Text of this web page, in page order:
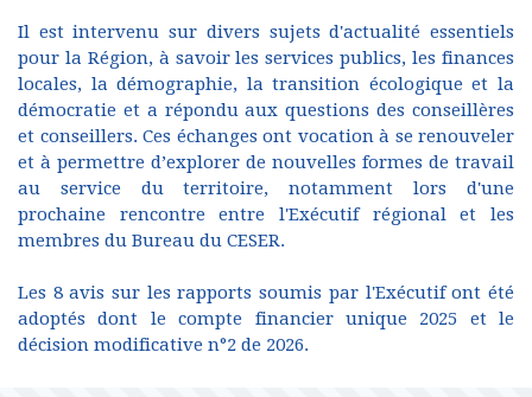
Il est intervenu sur divers sujets d'actualité essentiels
pour la Région, à savoir les services publics, les finances
locales, la démographie, la transition écologique et la
démocratie et a répondu aux questions des conseillères
et conseillers. Ces échanges ont vocation à se renouveler
et à permettre d’explorer de nouvelles formes de travail
au service du territoire, notamment lors d'une
prochaine rencontre entre l'Exécutif régional et les
membres du Bureau du CESER.
Les 8 avis sur les rapports soumis par l'Exécutif ont été
adoptés dont le compte financier unique 2025 et le
décision modificative n°2 de 2026.